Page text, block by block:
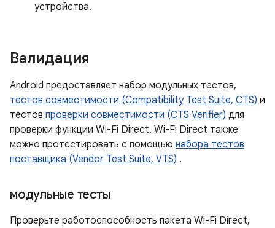
устройства.
Валидация
Android предоставляет набор модульных тестов,
тестов совместимости (Compatibility Test Suite, CTS) и
тестов проверки совместимости (CTS Verifier) ​​для
проверки функции Wi-Fi Direct. Wi-Fi Direct также
можно протестировать с помощью набора тестов
поставщика (Vendor Test Suite, VTS) .
модульные тесты
Проверьте работоспособность пакета Wi-Fi Direct,